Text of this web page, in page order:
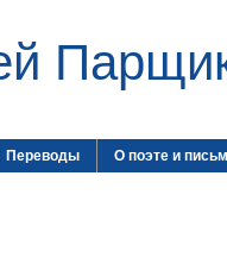
Переводы О поэте и